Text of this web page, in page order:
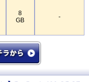
8
GB
-